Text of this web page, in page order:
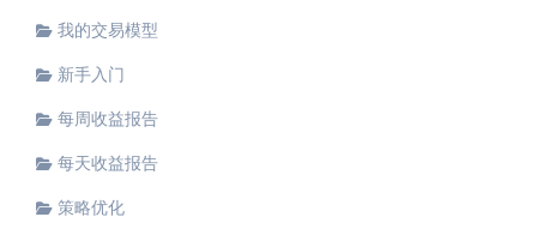
我的交易模型
新手入门
每周收益报告
每天收益报告
策略优化